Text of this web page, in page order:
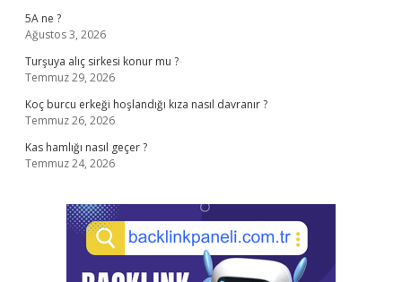
5A ne ?
Ağustos 3, 2026
Turşuya alıç sirkesi konur mu ?
Temmuz 29, 2026
Koç burcu erkeği hoşlandığı kıza nasıl davranır ?
Temmuz 26, 2026
Kas hamlığı nasıl geçer ?
Temmuz 24, 2026